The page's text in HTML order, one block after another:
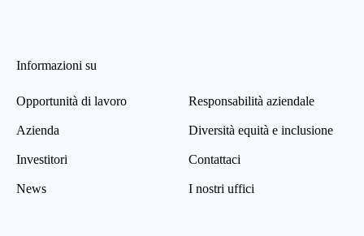
Informazioni su
Opportunità di lavoro
Azienda
Investitori
News
Responsabilità aziendale
Diversità equità e inclusione
Contattaci
I nostri uffici